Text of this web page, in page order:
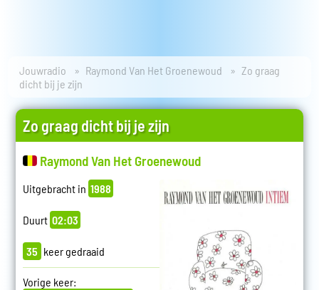
Jouwradio Raymond Van Het Groenewoud
Zo graag
dicht bij je zijn
Zo graag dicht bij je zijn
Raymond Van Het Groenewoud
Uitgebracht in 1988
Duurt 02:03
35 keer gedraaid
Vorige keer: